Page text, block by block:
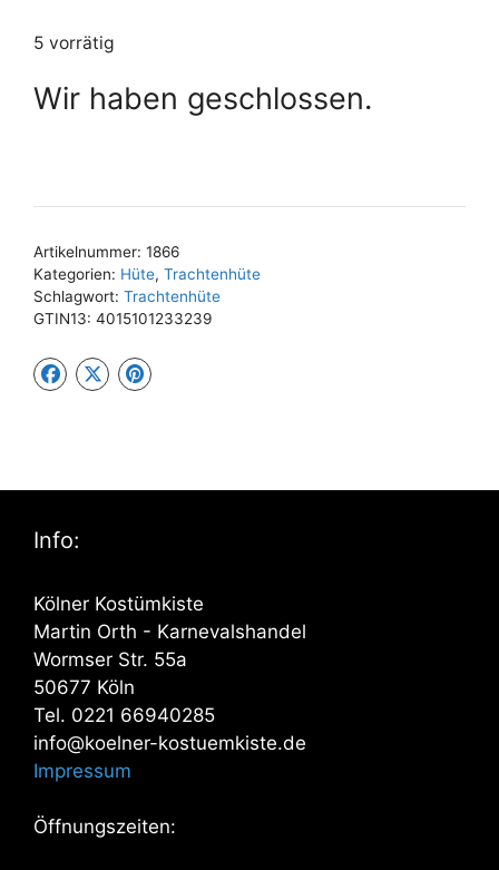
5 vorrätig
Wir haben geschlossen.
Artikelnummer: 1866
Kategorien: Hüte, Trachtenhüte
Schlagwort: Trachtenhüte
GTIN13: 4015101233239
Info:
Kölner Kostümkiste
Martin Orth - Karnevalshandel
Wormser Str. 55a
50677 Köln
Tel. 0221 66940285
info@koelner-kostuemkiste.de
Impressum
Öffnungszeiten: